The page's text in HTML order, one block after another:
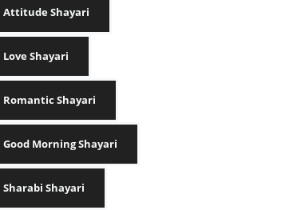
Attitude Shayari
Love Shayari
Romantic Shayari
Good Morning Shayari
Sharabi Shayari